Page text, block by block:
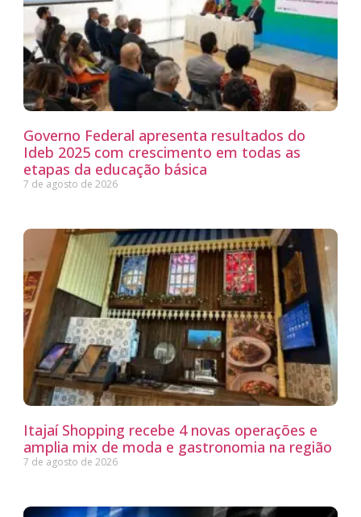
Governo Federal apresenta resultados do
Ideb 2025 com crescimento em todas as
etapas da educação básica
7 de agosto de 2026
Itajaí Shopping recebe 4 novas operações e
amplia mix de moda e gastronomia na região
7 de agosto de 2026